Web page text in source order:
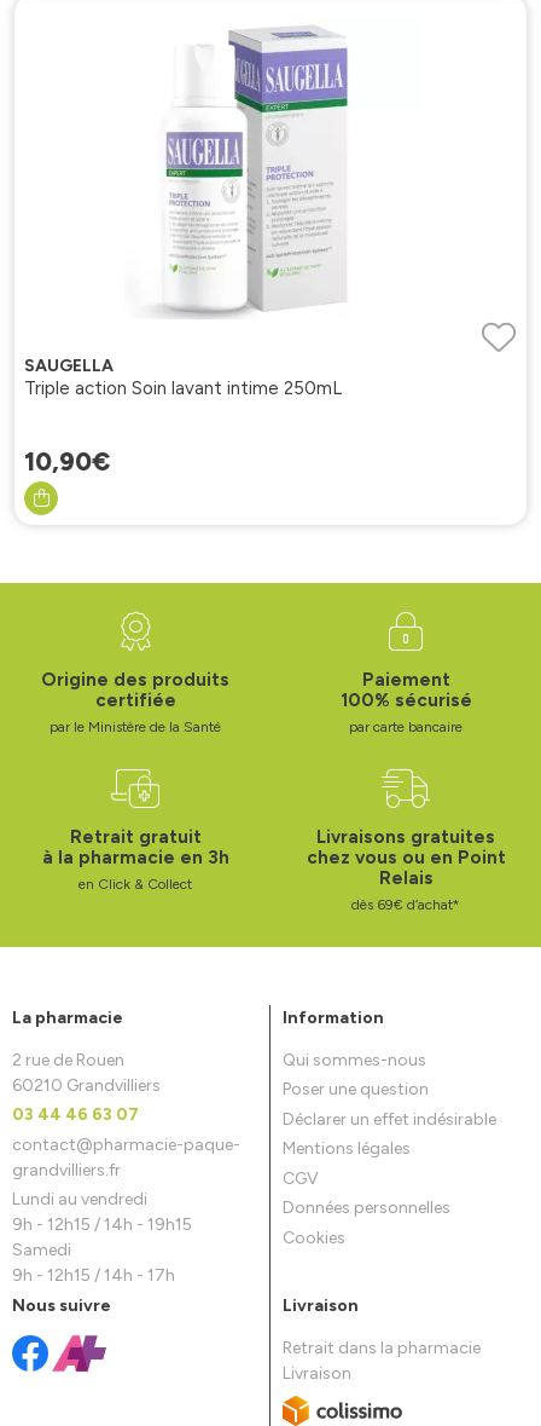
SAUGELLA
Triple action Soin lavant intime 250mL
10,90€
Origine des produits
certifiée
par le Ministère de la Santé
Paiement
100% sécurisé
par carte bancaire
Retrait gratuit
à la pharmacie en 3h
en Click & Collect
Livraisons gratuites
chez vous ou en Point
Relais
dès 69€ d’achat*
La pharmacie
2 rue de Rouen
60210 Grandvilliers
03 44 46 63 07
contact@pharmacie-paque-
grandvilliers.fr
Lundi au vendredi
9h - 12h15 / 14h - 19h15
Samedi
9h - 12h15 / 14h - 17h
Information
Qui sommes-nous
Poser une question
Déclarer un effet indésirable
Mentions légales
CGV
Données personnelles
Cookies
Nous suivre Livraison
Retrait dans la pharmacie
Livraison